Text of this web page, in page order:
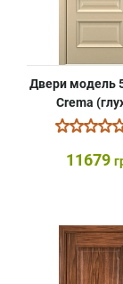
Двери модель
Crema
11679